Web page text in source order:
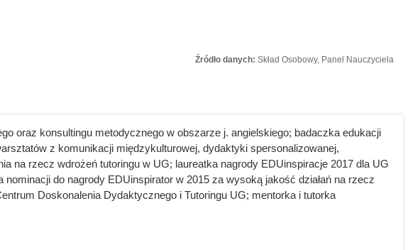
Źródło danych: Skład Osobowy, Panel Nauczyciela
oraz konsultingu metodycznego w obszarze j. angielskiego; badaczka edukacji
z komunikacji międzykulturowej, dydaktyki spersonalizowanej,
na rzecz wdrożeń tutoringu w UG; laureatka nagrody EDUinspiracje 2017 dla UG
do nagrody EDUinspirator w 2015 za wysoką jakość działań na rzecz
Doskonalenia Dydaktycznego i Tutoringu UG; mentorka i tutorka